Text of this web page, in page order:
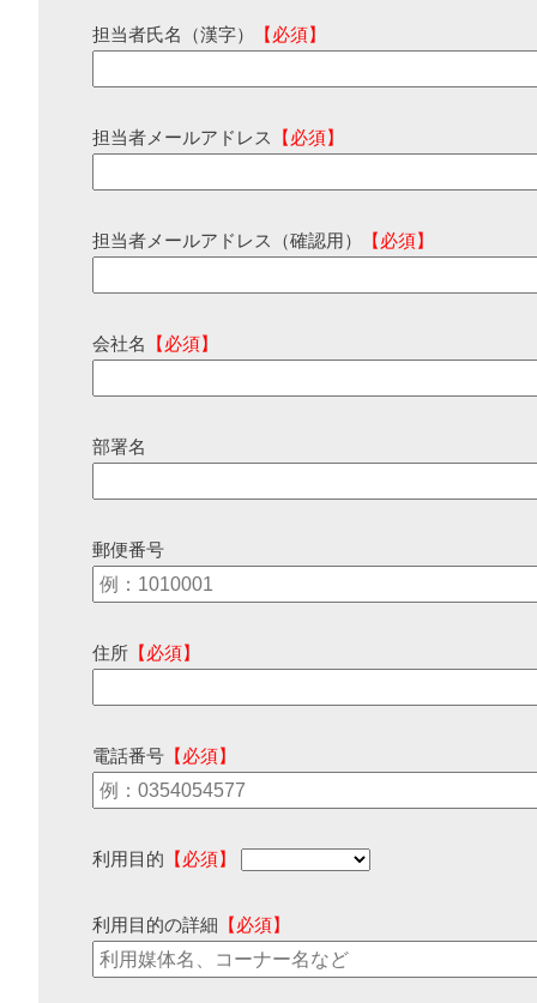
担当者氏名（漢字） 【必須】
担当者メールアドレス 【必須】
担当者メールアドレス（確認用） 【必須】
会社名 【必須】
部署名
郵便番号
住所 【必須】
電話番号 【必須】
利用目的 【必須】
利用目的の詳細 【必須】